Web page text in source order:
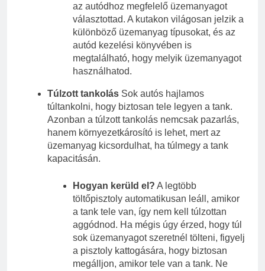
az autódhoz megfelelő üzemanyagot
választottad. A kutakon világosan jelzik a
különböző üzemanyag típusokat, és az
autód kezelési könyvében is
megtalálható, hogy melyik üzemanyagot
használhatod.
Túlzott tankolás Sok autós hajlamos
túltankolni, hogy biztosan tele legyen a tank.
Azonban a túlzott tankolás nemcsak pazarlás,
hanem környezetkárosító is lehet, mert az
üzemanyag kicsordulhat, ha túlmegy a tank
kapacitásán.
Hogyan kerüld el? A legtöbb
töltőpisztoly automatikusan leáll, amikor
a tank tele van, így nem kell túlzottan
aggódnod. Ha mégis úgy érzed, hogy túl
sok üzemanyagot szeretnél tölteni, figyelj
a pisztoly kattogására, hogy biztosan
megálljon, amikor tele van a tank. Ne